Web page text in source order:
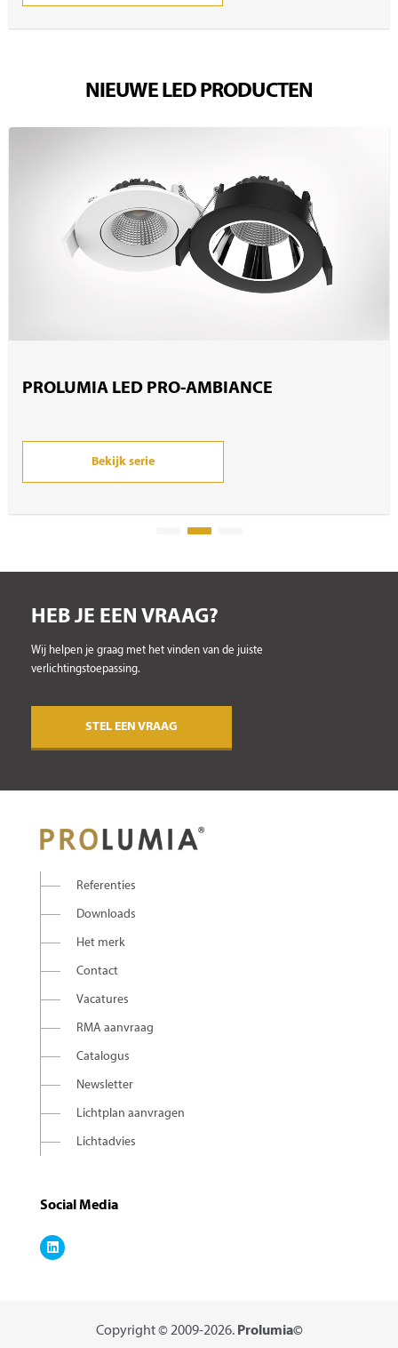
NIEUWE LED PRODUCTEN
PROLUMIA LED PRO-AMBIANCE
Bekijk serie
HEB JE EEN VRAAG?
Wij helpen je graag met het vinden van de juiste
verlichtingstoepassing.
STEL EEN VRAAG
Referenties
Downloads
Het merk
Contact
Vacatures
RMA aanvraag
Catalogus
Newsletter
Lichtplan aanvragen
Lichtadvies
Social Media
Copyright © 2009-2026. Prolumia©